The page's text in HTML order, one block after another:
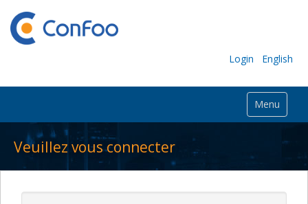
Login English
Menu
Veuillez vous connecter